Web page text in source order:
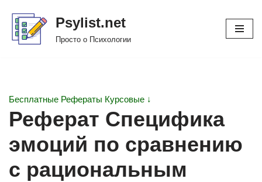
Перейти
Psylist.net
Просто о Психологии
Бесплатные Рефераты Курсовые ↓
Реферат Специфика
эмоций по сравнению
с рациональным